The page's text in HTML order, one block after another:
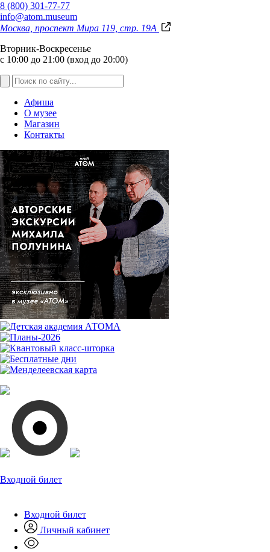
8 (800) 301-77-77
info@atom.museum
Москва, проспект Мира 119, стр. 19А
Вторник-Воскресенье
с 10:00 до 21:00 (вход до 20:00)
Афиша
О музее
Магазин
Контакты
Входной билет
Входной билет
Личный кабинет